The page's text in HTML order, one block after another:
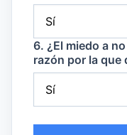
6. ¿El miedo a
razón por la que